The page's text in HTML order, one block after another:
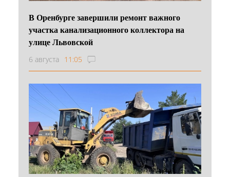
В Оренбурге завершили ремонт важного
участка канализационного коллектора на
улице Львовской
6 августа 11:05